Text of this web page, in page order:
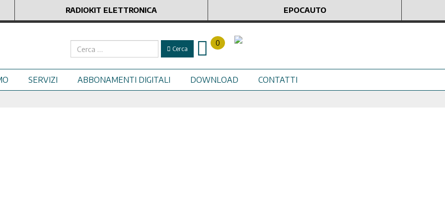
RADIOKIT ELETTRONICA EPOCAUTO
Cerca Cerca
0
SERVIZI ABBONAMENTI DIGITALI DOWNLOAD CONTATTI